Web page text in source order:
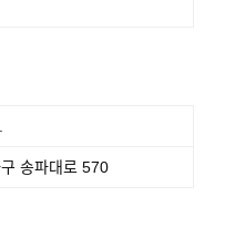
송파대로 570